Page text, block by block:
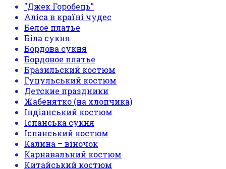
"Джек Горобець"
Аліса в країні чудес
Белое платье
Біла сукня
Бордова сукня
Бордовое платье
Бразильский костюм
Гуцульський костюм
Детские праздники
Жабенятко (на хлопчика)
Індіанський костюм
Іспанська сукня
Іспанський костюм
Калина – віночок
Карнавальний костюм
Китайський костюм